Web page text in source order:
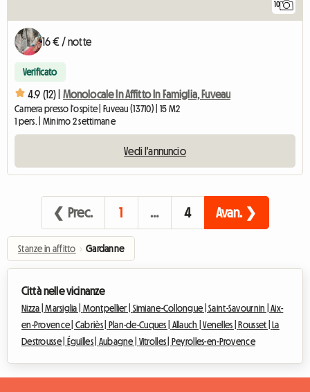
10
16 € / notte
Verificato
4.9 (12) | Monolocale In Affitto In Famiglia, Fuveau
Camera presso l'ospite | Fuveau (13710) | 15 M2
1 pers. | Minimo 2 settimane
Vedi l'annuncio
❮ Prec. 1 … 4 Avan. ❯
Stanze in affitto › Gardanne
Città nelle vicinanze
Nizza |Marsiglia | Montpellier | Simiane-Collongue |Saint-Savournin |Aix-
en-Provence | Cabriès | Plan-de-Cuques | Allauch |Venelles | Rousset |
La
Destrousse |
Éguilles | Aubagne | Vitrolles | Peyrolles-en-Provence